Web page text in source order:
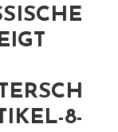
8-